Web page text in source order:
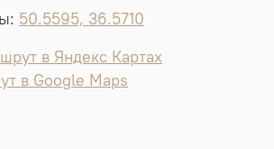
50.5595, 36.5710
в Яндекс Картах
в Google Maps